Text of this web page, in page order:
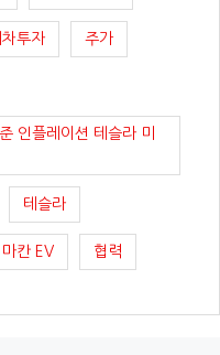
투자 주가
인플레이션 테슬라 미
테슬라
칸 EV 협력